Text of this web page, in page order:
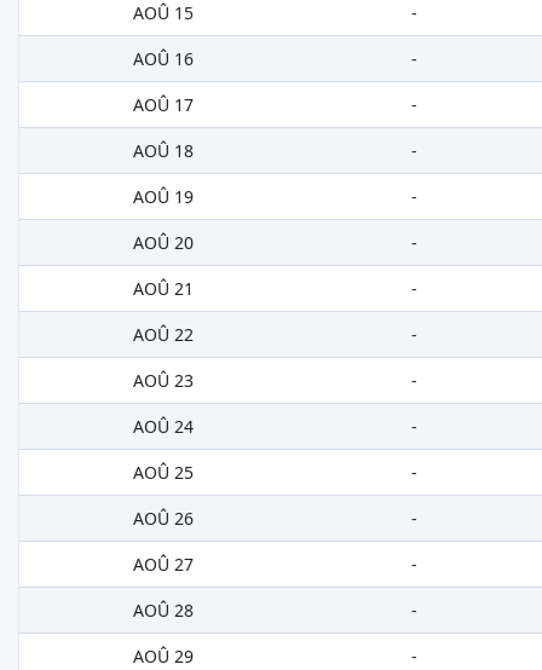
AOÛ 15
-
AOÛ 16
-
AOÛ 17
-
AOÛ 18
-
AOÛ 19
-
AOÛ 20
-
AOÛ 21
-
AOÛ 22
-
AOÛ 23
-
AOÛ 24
-
AOÛ 25
-
AOÛ 26
-
AOÛ 27
-
AOÛ 28
-
AOÛ 29
-